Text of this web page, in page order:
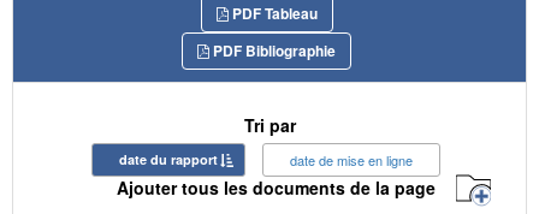
PDF Tableau
PDF Bibliographie
Tri par
date du rapport date de mise en ligne
Ajouter tous les documents de la page